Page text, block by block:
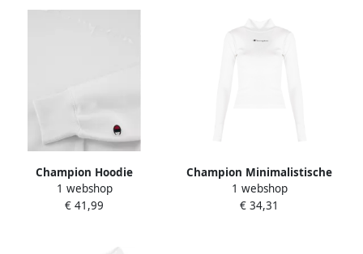
Champion Hoodie
1 webshop
€ 41,99
Champion Minimalistische
Stijl Golf Hals Coltrui White
Dames
1 webshop
€ 34,31